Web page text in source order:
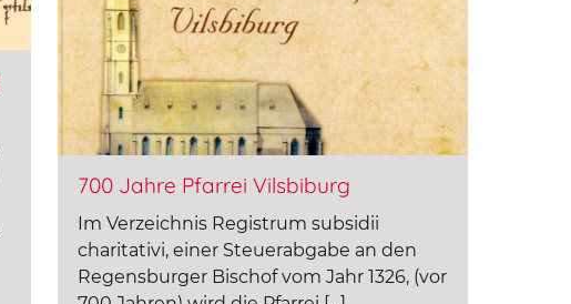
700 Jahre Pfarrei Vilsbiburg
Im Verzeichnis Registrum subsidii
charitativi, einer Steuerabgabe an den
Regensburger Bischof vom Jahr 1326, (vor